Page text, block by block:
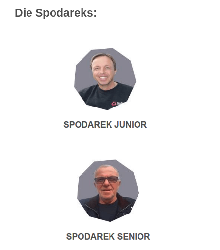
Die Spodareks: